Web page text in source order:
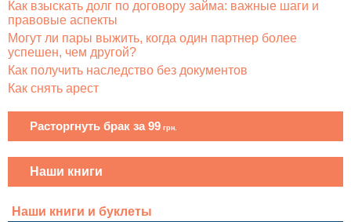
Как взыскать долг по договору займа: важные шаги и
правовые аспекты
Могут ли пары выжить, когда один партнер более
успешен, чем другой?
Как получить наследство без документов
Как снять арест
Расторгнуть брак за 99 грн.
Наши книги
Наши книги и буклеты